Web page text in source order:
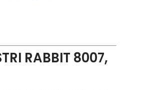
RABBIT 8007,